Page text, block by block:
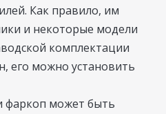
Как правило, им
и некоторые модели
комплектации
его можно установить
фаркоп может быть